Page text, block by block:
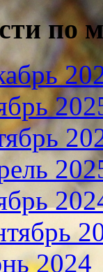
по
2024